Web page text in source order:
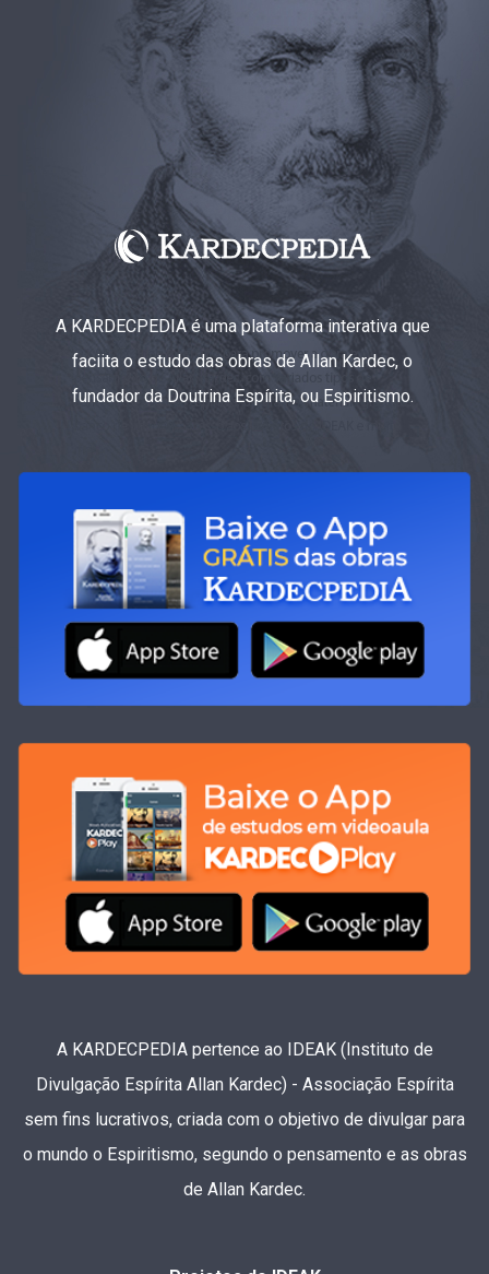
A KARDECPEDIA é uma plataforma interativa que
faciita o estudo das obras de Allan Kardec, o
fundador da Doutrina Espírita, ou Espiritismo.
A KARDECPEDIA pertence ao IDEAK (Instituto de
Divulgação Espírita Allan Kardec) - Associação Espírita
sem fins lucrativos, criada com o objetivo de divulgar para
o mundo o Espiritismo, segundo o pensamento e as obras
de Allan Kardec.